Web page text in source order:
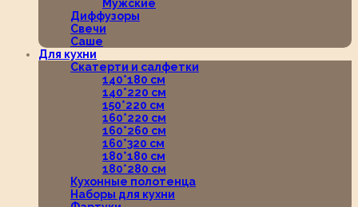
Мужские
Диффузоры
Свечи
Саше
Для кухни
Скатерти и салфетки
140*180 см
140*220 см
150*220 см
160*220 см
160*260 см
160*320 см
180*180 см
180*280 см
Кухонные полотенца
Наборы для кухни